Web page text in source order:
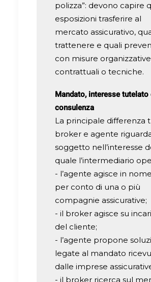
polizza”: devono capire
esposizioni trasferire al
mercato assicurativo,
trattenere e quali
con misure
contrattuali o tecniche.
Mandato, interesse tutelato
consulenza
La principale differenza
broker e agente
soggetto nell’interesse
quale l’intermediario
- l’agente agisce in
per conto di una o più
compagnie assicurative;
- il broker agisce su
del cliente;
- l’agente propone
legate al mandato
dalle imprese
- il broker ricerca sul